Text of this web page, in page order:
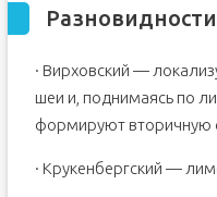
· Вирховский —
шеи и, поднимаясь по
формируют вторичную
· Крукенбергский —